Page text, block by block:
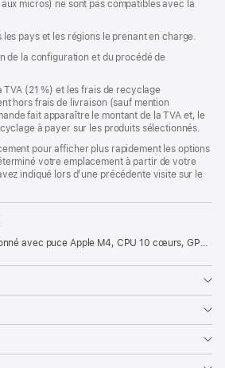
micros) ne sont pas compatibles avec la
pays et les régions le prenant en charge.
de la configuration et du procédé de
TVA (21 %) et les frais de recyclage
hors frais de livraison (sauf mention
fait apparaître le montant de la TVA et, le
à payer sur les produits sélectionnés.
pour afficher plus rapidement les options
votre emplacement à partir de votre
indiqué lors d’une précédente visite sur le
puce Apple M4, CPU 10 cœurs, GPU 10 cœurs et Gigabit Ethernet